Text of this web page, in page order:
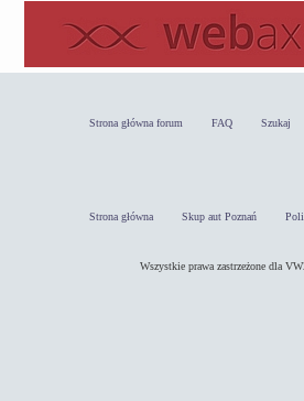
Strona główna forum FAQ Szukaj
Strona główna Skup aut Poznań
Wszystkie prawa zastrzeżone dla